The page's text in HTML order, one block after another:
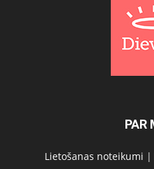
PAR
Lietošanas noteikumi |